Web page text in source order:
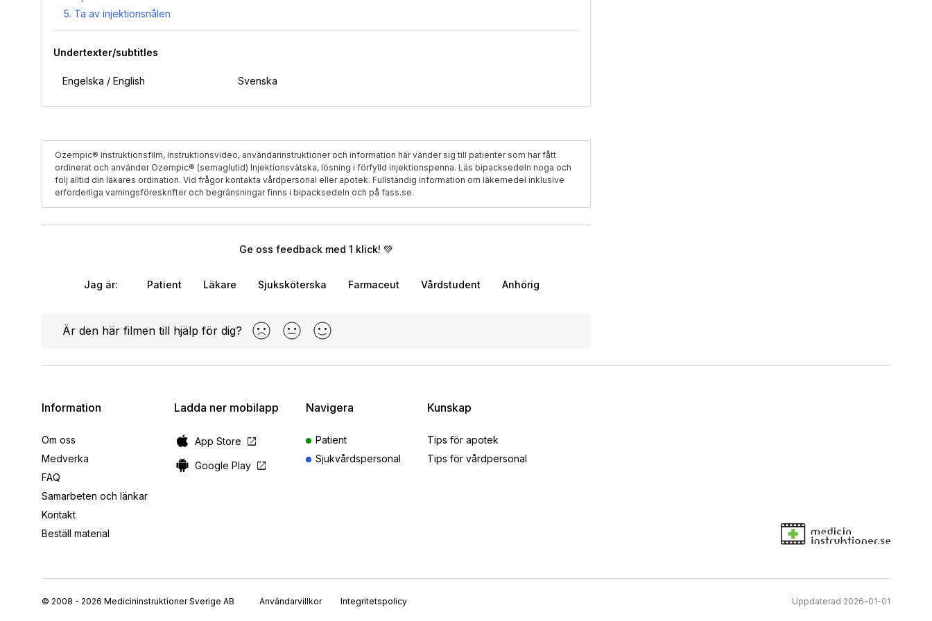
Ta av injektionsnålen
Undertexter/subtitles
Engelska / English Svenska
Ozempic® instruktionsfilm, instruktionsvideo, användarinstruktioner och information här vänder sig till patienter som har fått
ordinerat och använder Ozempic® (semaglutid) Injektionsvätska, lösning i förfylld injektionspenna. Läs bipacksedeln noga och
följ alltid din läkares ordination. Vid frågor kontakta vårdpersonal eller apotek. Fullständig information om läkemedel inklusive
erforderliga varningsföreskrifter och begränsningar finns i bipacksedeln och på fass.se.
Ge oss feedback med 1 klick! 💚
Jag är: Patient Läkare Sjuksköterska Farmaceut Vårdstudent Anhörig
Är den här filmen till hjälp för dig?
Information
Om oss
Medverka
FAQ
Samarbeten och länkar
Kontakt
Beställ material
Ladda ner mobilapp
App Store open_in_new
Google Play open_in_new
Navigera
Patient
Sjukvårdspersonal
Kunskap
Tips för apotek
Tips för vårdpersonal
© 2008 - 2026 Medicininstruktioner Sverige AB Användarvillkor Integritetspolicy Uppdaterad 2026-01-01